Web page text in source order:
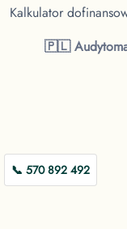
📞 570 892 492
Kalkulator
🇵🇱